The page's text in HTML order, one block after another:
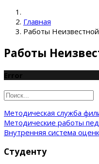
Главная
Работы
Работы
Error
Методическая служба
Методические работы
Внутренняя система
Студенту